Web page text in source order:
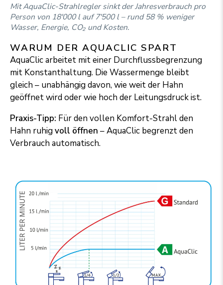
Mit AquaClic-Strahlregler sinkt der Jahresverbrauch pro
Person von 18'000 l auf 7'500 l – rund 58 % weniger
Wasser, Energie, CO₂ und Kosten.
WARUM DER AQUACLIC SPART
AquaClic arbeitet mit einer Durchflussbegrenzung
mit Konstanthaltung. Die Wassermenge bleibt
gleich – unabhängig davon, wie weit der Hahn
geöffnet wird oder wie hoch der Leitungsdruck ist.
Praxis-Tipp: Für den vollen Komfort-Strahl den
Hahn ruhigvoll öffnen – AquaClic begrenzt den
Verbrauch automatisch.